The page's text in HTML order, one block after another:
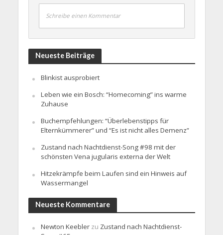
Schreibe einen Kommentar
Neueste Beiträge
Blinkist ausprobiert
Leben wie ein Bosch: “Homecoming” ins warme
Zuhause
Buchempfehlungen: “Überlebenstipps für
Elternkümmerer” und “Es ist nicht alles Demenz”
Zustand nach Nachtdienst-Song #98 mit der
schönsten Vena jugularis externa der Welt
Hitzekrämpfe beim Laufen sind ein Hinweis auf
Wassermangel
Neueste Kommentare
Newton Keeblerzu Zustand nach Nachtdienst-